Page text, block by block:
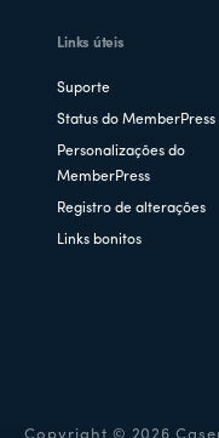
Links úteis
Suporte
Status do MemberPress
Personalizações do
MemberPress
Registro de alterações
Links bonitos
Copyright © 2026